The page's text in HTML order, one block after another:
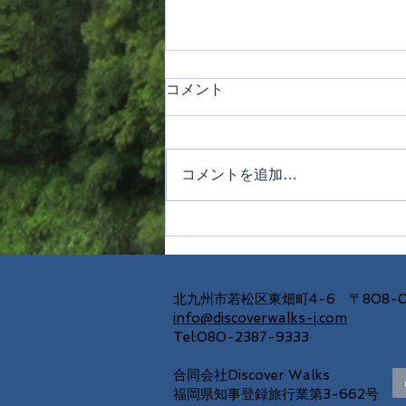
ートツアーin北九州
コメント
コメントを追加…
北九州市若松区東畑町4-6 〒
info@discoverwalks-j.com
Tel:080-2387-9333
合同会社Discover Walks
福岡県知事登録旅行業第3-662号